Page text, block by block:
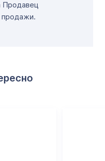
Продавец
продажи.